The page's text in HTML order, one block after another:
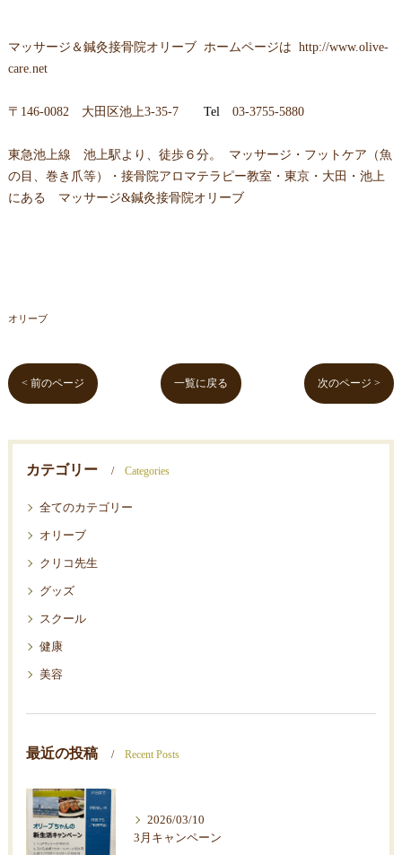
マッサージ＆鍼灸接骨院オリーブ ホームページは http://www.olive-
care.net
〒146-0082 大田区池上3-35-7Tel 03-3755-5880
東急池上線 池上駅より、徒歩６分。 マッサージ・フットケア（魚
の目、巻き爪等）・接骨院アロマテラピー教室・東京・大田・池上
にある マッサージ&鍼灸接骨院オリーブ
オリーブ
< 前のページ 一覧に戻る 次のページ >
カテゴリー Categories
全てのカテゴリー
オリーブ
クリコ先生
グッズ
スクール
健康
美容
最近の投稿 Recent Posts
2026/03/10
3月キャンペーン